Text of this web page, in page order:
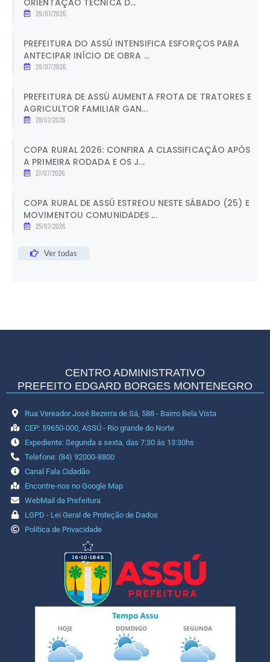
29/07/2026
PREFEITURA DO ASSÚ INTENSIFICA ESFORÇOS PARA
ANTECIPAR INÍCIO DE OBRA ...
29/07/2026
PREFEITURA DE ASSÚ AUMENTA FROTA DE TRATORES E
AGRICULTOR FAMILIAR GAN...
28/07/2026
COPA RURAL 2026: CONFIRA A CLASSIFICAÇÃO APÓS
A PRIMEIRA RODADA E OS J...
27/07/2026
COPA RURAL DE ASSÚ ESTREOU NESTE SÁBADO (25) E
MOVIMENTOU COMUNIDADES ...
25/07/2026
Ver todas
CENTRO ADMINISTRATIVO
PREFEITO EDGARD BORGES MONTENEGRO
Rua Vereador José Bezerra de Sá, 588 - Bairro Bela Vista
CEP: 59650-000, ASSÚ - Rio grande do Norte
Expediente: Segunda a sexta, das 7:30 às 13:30hs
Telefone: (84) 92000-8800
Canal Fala Cidadão
Encontre-nos no Google Map
WebMail da Prefeitura
LGPD - Lei Geral de Proteção de Dados
Política de Privacidade